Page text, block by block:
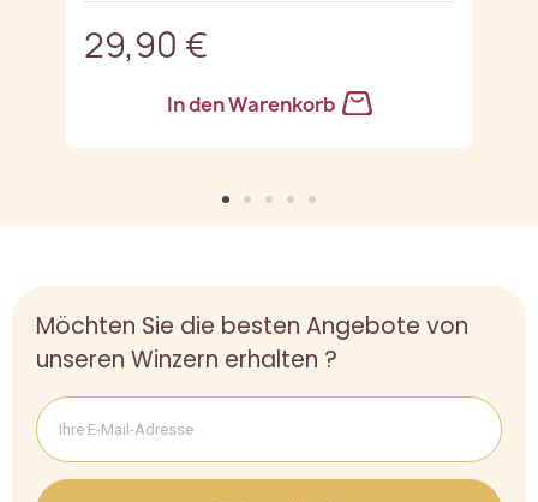
29,90 €
In den Warenkorb
Möchten Sie die besten Angebote von
unseren Winzern erhalten ?